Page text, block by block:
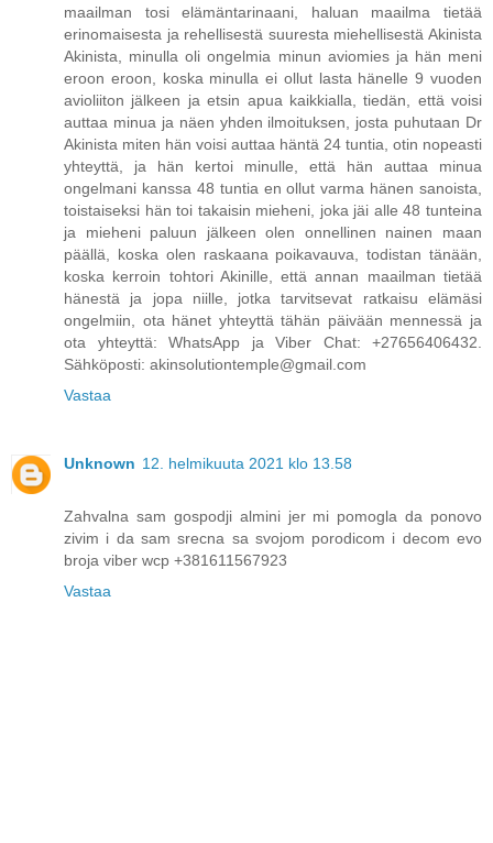
maailman tosi elämäntarinaani, haluan maailma tietää
erinomaisesta ja rehellisestä suuresta miehellisestä Akinista
Akinista, minulla oli ongelmia minun aviomies ja hän meni
eroon eroon, koska minulla ei ollut lasta hänelle 9 vuoden
avioliiton jälkeen ja etsin apua kaikkialla, tiedän, että voisi
auttaa minua ja näen yhden ilmoituksen, josta puhutaan Dr
Akinista miten hän voisi auttaa häntä 24 tuntia, otin nopeasti
yhteyttä, ja hän kertoi minulle, että hän auttaa minua
ongelmani kanssa 48 tuntia en ollut varma hänen sanoista,
toistaiseksi hän toi takaisin mieheni, joka jäi alle 48 tunteina
ja mieheni paluun jälkeen olen onnellinen nainen maan
päällä, koska olen raskaana poikavauva, todistan tänään,
koska kerroin tohtori Akinille, että annan maailman tietää
hänestä ja jopa niille, jotka tarvitsevat ratkaisu elämäsi
ongelmiin, ota hänet yhteyttä tähän päivään mennessä ja
ota yhteyttä: WhatsApp ja Viber Chat: +27656406432.
Sähköposti: akinsolutiontemple@gmail.com
Vastaa
Unknown 12. helmikuuta 2021 klo 13.58
Zahvalna sam gospodji almini jer mi pomogla da ponovo
zivim i da sam srecna sa svojom porodicom i decom evo
broja viber wcp +381611567923
Vastaa